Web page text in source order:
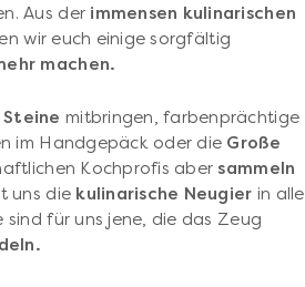
Aus der immensen kulinarischen
wir euch einige sorgfältig
machen.
Steine mitbringen, farbenprächtige
im Handgepäck oder die Große
Kochprofis aber sammeln
uns die kulinarische Neugier in alle
sind für uns jene, die das Zeug